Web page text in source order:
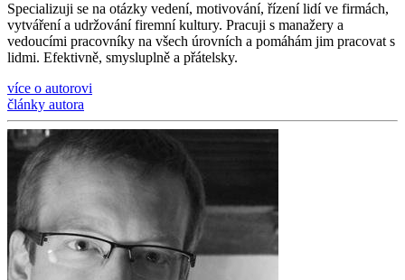
Specializuji se na otázky vedení, motivování, řízení lidí ve firmách,
vytváření a udržování firemní kultury. Pracuji s manažery a
vedoucími pracovníky na všech úrovních a pomáhám jim pracovat s
lidmi. Efektivně, smysluplně a přátelsky.
více o autorovi
články autora